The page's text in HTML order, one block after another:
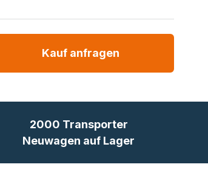
Kauf anfragen
2000 Transporter
Neuwagen auf Lager